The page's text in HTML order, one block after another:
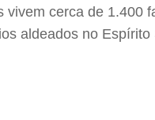
cerca de 1.400
aldeados no Espírito